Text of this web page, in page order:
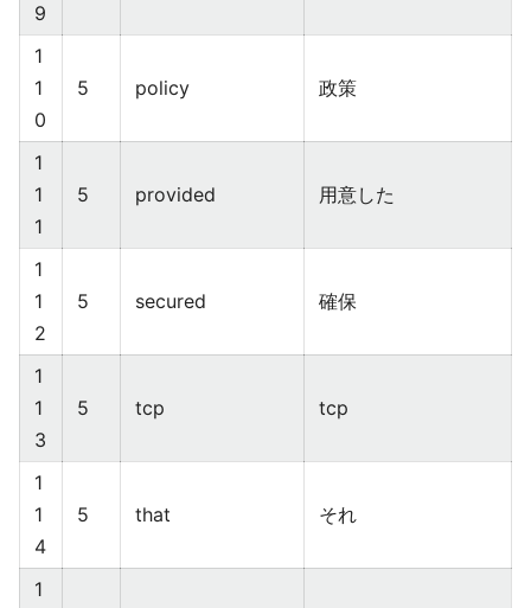
9
1
1
0
5 policy 政策
1
1
1
5 provided 用意した
1
1
2
5 secured 確保
1
1
3
5 tcp tcp
1
1
4
5 that それ
1